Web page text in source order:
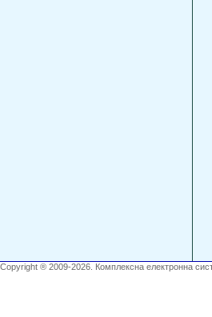
Copyright ® 2009-2026. Комплексна електронна